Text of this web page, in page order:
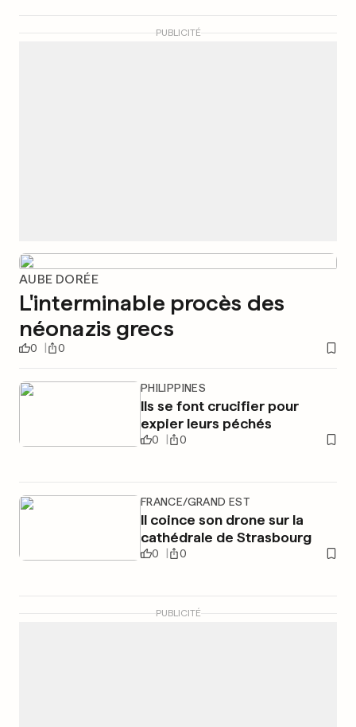
PUBLICITÉ
AUBE DORÉE
L'interminable procès des
néonazis grecs
0 0
PHILIPPINES
Ils se font crucifier pour
expier leurs péchés
0 0
FRANCE/GRAND EST
Il coince son drone sur la
cathédrale de Strasbourg
0 0
PUBLICITÉ